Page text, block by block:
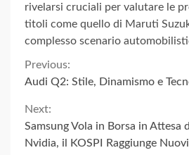
rivelarsi cruciali per valutare le
titoli come quello di Maruti
complesso scenario
Continue
Reading
Previous:
Audi Q2: Stile, Dinamismo e
Next:
Samsung Vola in Borsa in Attesa
Nvidia, il KOSPI Raggiunge